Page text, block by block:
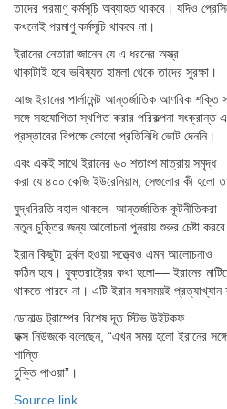
তাদের পরমাণু কর্মসূচি অব্যাহত থাকবে। যদিও
কখনোই পরমাণু কর্মসূচি থাকবে না।
ইরানের নেতারা জানেন যে এ ধরনের অস্ত্র
থাকাটাই হবে ভবিষ্যত হামলা থেকে তাদের সুরক্ষা।
আজ ইরানের পার্লামেন্ট আন্তর্জাতিক আণবিক শক্তি
সঙ্গে সহযোগিতা স্থগিত করার পরিকল্পনা
প্রস্তাবের বিপক্ষে কোনো প্রতিনিধি ভোট দেননি।
এবং একই সাথে ইরানের ৬০ শতাংশ মাত্রায় সমৃদ্ধ
করা যে ৪০০ কেজি ইউরেনিয়াম, সেগুলোর কী হলো
যুদ্ধবিরতি বহাল থাকলে- আন্তর্জাতিক কূটনীতিকরা
নতুন চুক্তির জন্য আলোচনা পুনরায় শুরুর চেষ্টা
ইরান কিছুটা দুর্বল হওয়া সত্ত্বেও এমন আলোচনাও
কঠিন হবে। যুক্তরাষ্ট্রের কথা হলো–– ইরানের
থাকতে পারবে না। এটি ইরান সবসময়ই
ডোনাল্ড ট্রাম্পের বিশেষ দূত স্টিভ উইটকফ
ফক্স নিউজকে বলেছেন, “এখন সময় হলো ইরানের
শান্তি
চুক্তি পাওয়া”।
Source link